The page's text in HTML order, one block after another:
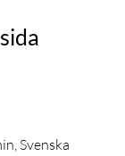
Svenska